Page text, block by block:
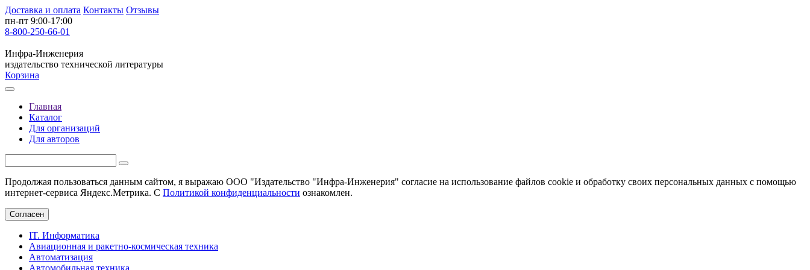
Доставка и оплата Контакты Отзывы
пн-пт 9:00-17:00
8-800-250-66-01
Инфра-Инженерия
издательство технической литературы
Корзина
Главная
Каталог
Для организаций
Для авторов
Продолжая пользоваться данным сайтом, я выражаю ООО "Издательство "Инфра-Инженерия" согласие на использование файлов cookie и обработку своих персональных данных с помощью
интернет-сервиса Яндекс.Метрика. С Политикой конфиденциальности ознакомлен.
Согласен
IT. Информатика
Авиационная и ракетно-космическая техника
Автоматизация
Автомобильная техника